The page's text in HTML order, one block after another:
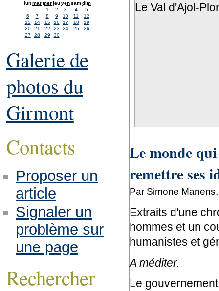
Le Val d'Ajol-
Le monde
remettre ses
Par Simone
Extraits d'une
hommes et un
humanistes et
A méditer.
Le
lunmarmerjeuvensamdim
1
2 3 4
5
6
7 8 9 10 11
12
13
14 15 16 17 18
19
20
21 22 23 24 25
26
27
28 29 30
Galerie de
photos du
Girmont
Contacts
Proposer un
article
Signaler un
problème sur
une page
Rechercher